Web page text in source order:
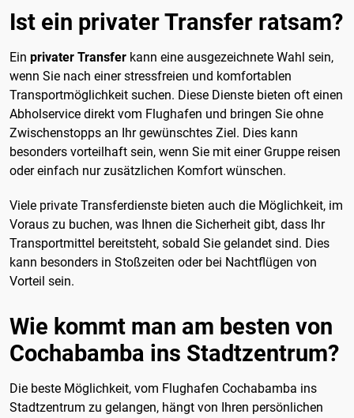
Ist ein privater Transfer ratsam?
Ein privater Transfer kann eine ausgezeichnete Wahl sein,
wenn Sie nach einer stressfreien und komfortablen
Transportmöglichkeit suchen. Diese Dienste bieten oft einen
Abholservice direkt vom Flughafen und bringen Sie ohne
Zwischenstopps an Ihr gewünschtes Ziel. Dies kann
besonders vorteilhaft sein, wenn Sie mit einer Gruppe reisen
oder einfach nur zusätzlichen Komfort wünschen.
Viele private Transferdienste bieten auch die Möglichkeit, im
Voraus zu buchen, was Ihnen die Sicherheit gibt, dass Ihr
Transportmittel bereitsteht, sobald Sie gelandet sind. Dies
kann besonders in Stoßzeiten oder bei Nachtflügen von
Vorteil sein.
Wie kommt man am besten von
Cochabamba ins Stadtzentrum?
Die beste Möglichkeit, vom Flughafen Cochabamba ins
Stadtzentrum zu gelangen, hängt von Ihren persönlichen